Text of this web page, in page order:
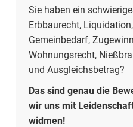
Sie haben ein
Erbbaurecht,
Gemeinbedarf,
Wohnungsrecht,
und Ausgleichsbetrag?
Das sind genau die
wir uns mit
widmen!